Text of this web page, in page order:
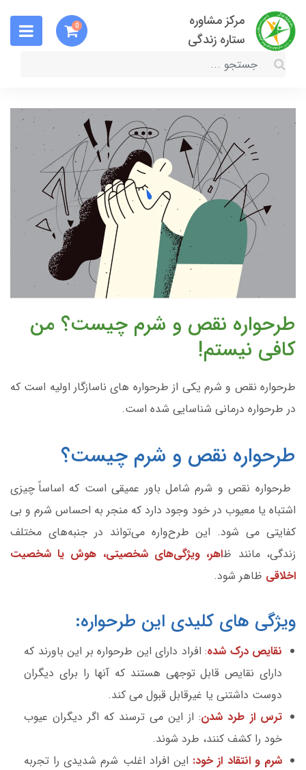
مرکز مشاوره
ستاره زندگی
0
طرحواره نقص و شرم چیست؟ من
کافی نیستم!
طرحواره نقص و شرم یکی از طرحواره های ناسازگار اولیه است که
در طرحواره درمانی شناسایی شده است.
طرحواره نقص و شرم چیست؟
طرحواره نقص و شرم شامل باور عمیقی است که اساساً چیزی
اشتباه یا معیوب در خود وجود دارد که منجر به احساس شرم و بی
کفایتی می شود. این طرح‌واره می‌تواند در جنبه‌های مختلف
زندگی، مانند ظاهر، ویژگی‌های شخصیتی، هوش یا شخصیت
اخلاقی ظاهر شود.
ویژگی های کلیدی این طرحواره:
نقایص درک شده: افراد دارای این طرحواره بر این باورند که
دارای نقایص قابل توجهی هستند که آنها را برای دیگران
دوست داشتنی یا غیرقابل قبول می کند.
ترس از طرد شدن: از این می ترسند که اگر دیگران عیوب
خود را کشف کنند، طرد شوند.
شرم و انتقاد از خود: این افراد اغلب شرم شدیدی را تجربه